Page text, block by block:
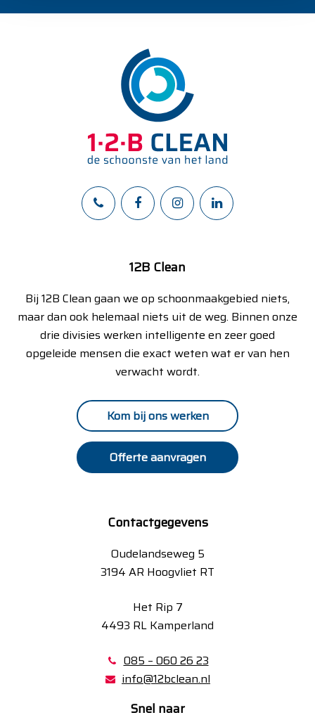
12B Clean
Bij 12B Clean gaan we op schoonmaakgebied niets,
maar dan ook helemaal niets uit de weg. Binnen onze
drie divisies werken intelligente en zeer goed
opgeleide mensen die exact weten wat er van hen
verwacht wordt.
Kom bij ons werken
Offerte aanvragen
Contactgegevens
Oudelandseweg 5
3194 AR Hoogvliet RT
Het Rip 7
4493 RL Kamperland
085 – 060 26 23
info@12bclean.nl
Snel naar